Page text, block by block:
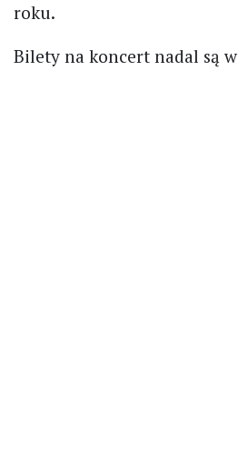
roku.
Bilety na koncert nadal są